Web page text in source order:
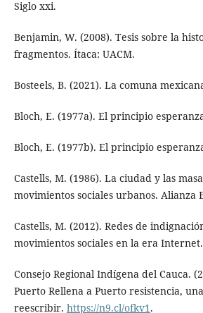
Siglo xxi.
Benjamin, W. (2008). Tesis sobre la
fragmentos. Ítaca: UACM.
Bosteels, B. (2021). La comuna
Bloch, E. (1977a). El principio
Bloch, E. (1977b). El principio
Castells, M. (1986). La ciudad y las
movimientos sociales urbanos. Alianza
Castells, M. (2012). Redes de
movimientos sociales en la era
Consejo Regional Indígena del Cauca.
Puerto Rellena a Puerto resistencia,
reescribir. https://n9.cl/ofkv1.